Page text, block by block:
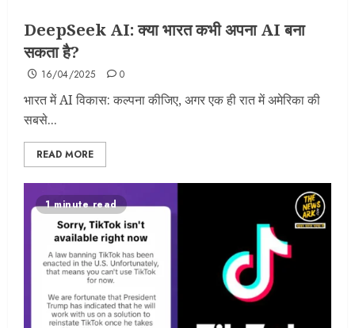
DeepSeek AI: क्या भारत कभी अपना AI बना
सकता है?
16/04/2025 0
भारत में AI विकास: कल्पना कीजिए, अगर एक ही रात में अमेरिका की
सबसे...
READ MORE
1 minute read